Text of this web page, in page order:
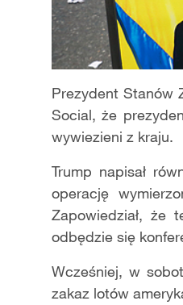
Prezydent Stanów
Social, że
wywiezieni z kraju.
Trump napisał
operację
Zapowiedział, że
odbędzie się
Wcześniej, w
zakaz lotów